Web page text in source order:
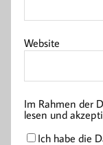
Website
Im Rahmen der
lesen und
Ich habe die